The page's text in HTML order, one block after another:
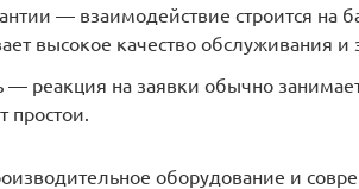
— взаимодействие строится на
высокое качество обслуживания и
— реакция на заявки обычно
оборудование и